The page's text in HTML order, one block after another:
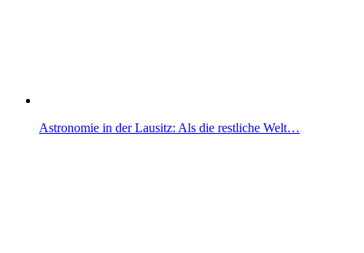
Astronomie in der Lausitz: Als die restliche Welt…